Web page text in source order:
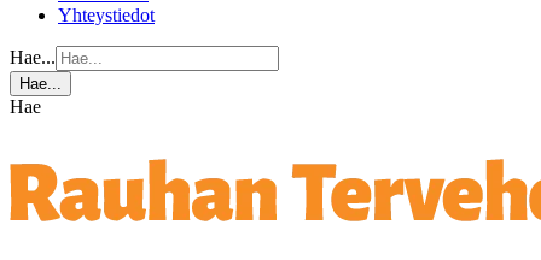
Yhteystiedot
Hae...
Hae...
Hae